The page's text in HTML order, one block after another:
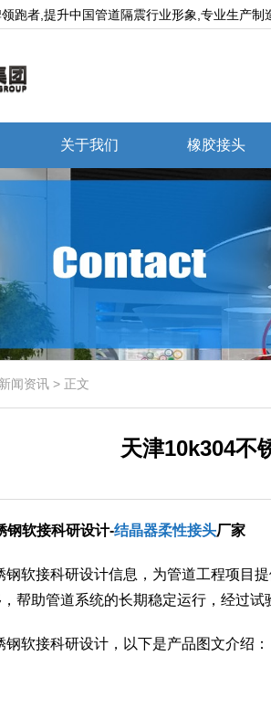
跑者,提升中国管道隔震行业形象,专业生产制
关于我们 橡胶接头
新闻资讯 > 正文
天津10k304不
钢软接科研设计-结晶器柔性接头厂家
钢软接科研设计信息，为管道工程项目
帮助管道系统的长期稳定运行，经过试
钢软接科研设计，以下是产品图文介绍：